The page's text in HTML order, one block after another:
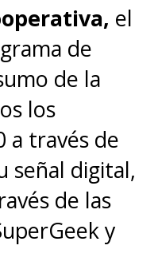
el
de
de la
los
a través de
señal digital,
de las
y